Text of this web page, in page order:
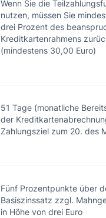
Wenn Sie die
nutzen, müssen Sie
drei Prozent des
Kreditkartenrahmens
(mindestens 30,00 Euro)
51 Tage (monatliche
der
Zahlungsziel zum 20. des
Fünf Prozentpunkte über
Basiszinssatz zzgl.
in Höhe von drei Euro